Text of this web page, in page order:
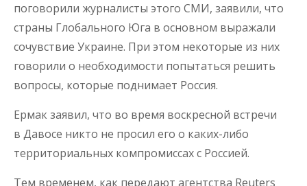
поговорили журналисты этого СМИ, заявили, что
страны Глобального Юга в основном выражали
сочувствие Украине. При этом некоторые из них
говорили о необходимости попытаться решить
вопросы, которые поднимает Россия.
Ермак заявил, что во время воскресной встречи
в Давосе никто не просил его о каких-либо
территориальных компромиссах с Россией.
Тем временем, как передают агентства Reuters